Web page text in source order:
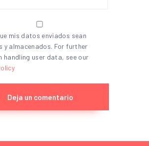
mis datos enviados sean
y almacenados. For further
handling user data, see our